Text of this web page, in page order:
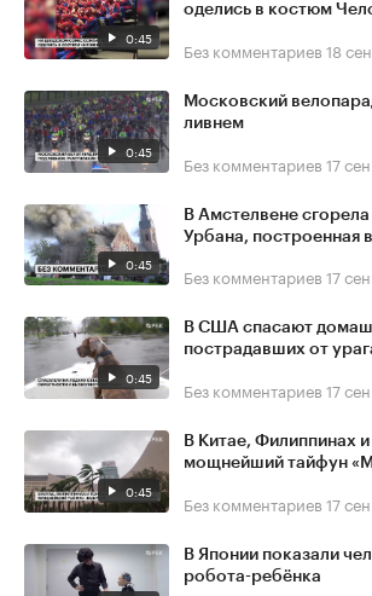
0:45
оделись в костюм
Без комментариев 18
0:45
Московский
ливнем
Без комментариев 17
0:45
В Амстелвене
Урбана, построенная
Без комментариев 17
0:45
В США спасают
пострадавших от
Без комментариев 17
0:45
В Китае, Филиппинах и
мощнейший тайфун
Без комментариев 17
В Японии показали
робота-ребёнка